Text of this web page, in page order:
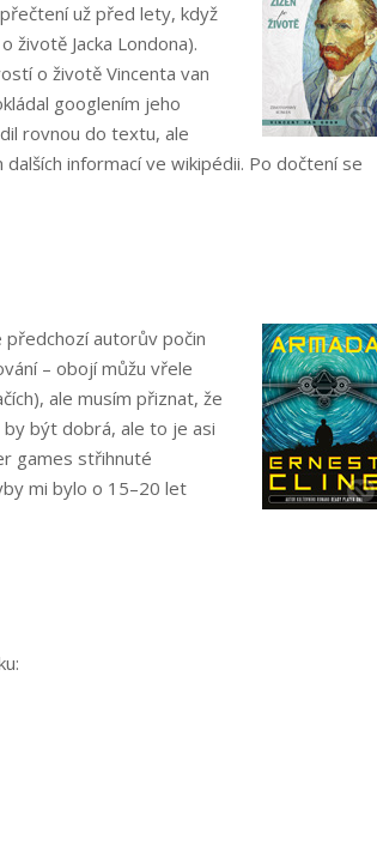
už před lety, když
o životě Jacka Londona).
o životě Vincenta van
googlením jeho
rovnou do textu, ale
informací ve wikipédii. Po dočtení se
předchozí autorův počin
– obojí můžu vřele
ale musím přiznat, že
by být dobrá, ale to je asi
games střihnuté
mi bylo o 15–20 let